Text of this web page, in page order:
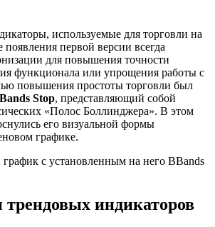
используемые для торговли на
первой версии всегда
для повышения точности
функционала или упрощения работы с
повышения простоты торговли был
Stop, представляющий собой
«Полос Боллинджера». В этом
его визуальной формы
графике.
с установленным на него BBands
трендовых индикаторов